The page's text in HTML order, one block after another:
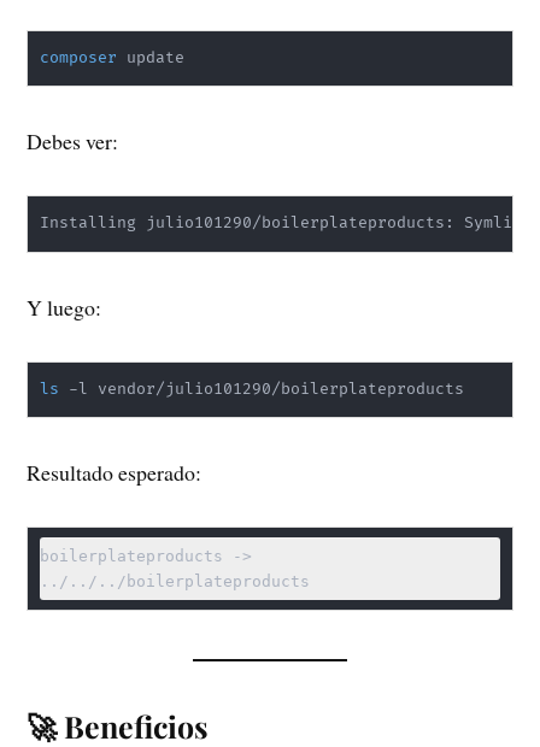
composer update
Debes ver:
Installing julio101290/boilerplateproducts:
Y luego:
ls -l vendor/julio101290/boilerplateproducts
Resultado esperado:
boilerplateproducts ->
../../../boilerplateproducts
🚀 Beneficios